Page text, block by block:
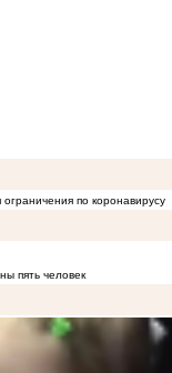
по коронавирусу
пять человек